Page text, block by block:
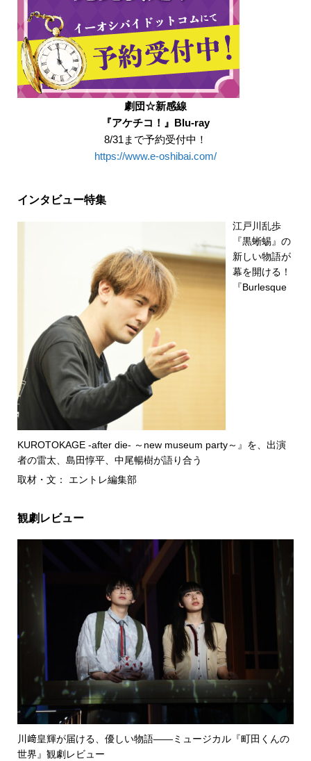
劇団☆新感線
『アケチコ！』Blu-ray
8/31まで予約受付中！
https://www.e-oshibai.com/
インタビュー特集
江戸川乱歩
『黒蜥蜴』の
新しい物語が
幕を開ける！
『Burlesque
KUROTOKAGE -after die- ～new museum party～』を、出演
者の雷太、島田惇平、中尾暢樹が語り合う
取材・文： エントレ編集部
観劇レビュー
川﨑皇輝が届ける、優しい物語――ミュージカル『町田くんの
世界』観劇レビュー